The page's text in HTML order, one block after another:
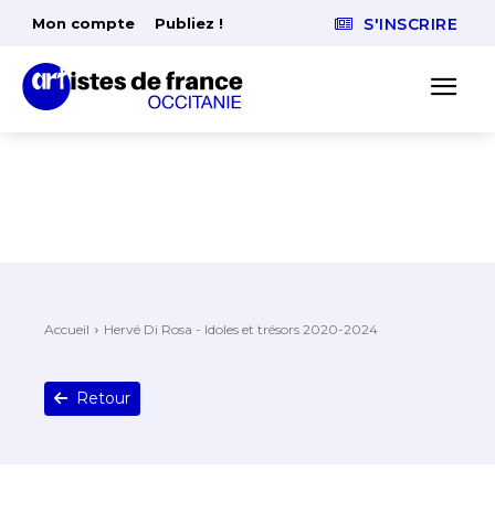
Mon compte Publiez ! S'INSCRIRE
Accueil Hervé Di Rosa - Idoles et trésors 2020-2024
Retour